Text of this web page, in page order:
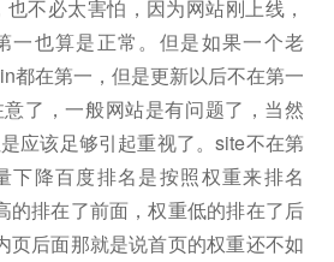
不必太害怕，因为网站刚上线，
一也算是正常。但是如果一个老
都在第一，但是更新以后不在第一
了，一般网站是有问题了，当然
应该足够引起重视了。site不在第
下降百度排名是按照权重来排名
的排在了前面，权重低的排在了后
页后面那就是说首页的权重还不如